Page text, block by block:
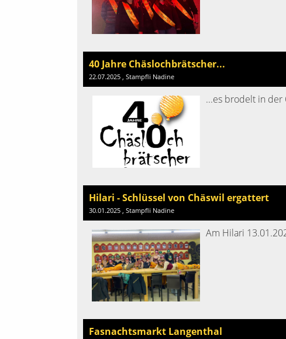
40 Jahre Chäslochbrätscher...
22.07.2025 , Stampfli Nadine
...es brodelt in der
Hilari - Schlüssel von Chäswil ergattert
30.01.2025 , Stampfli Nadine
Am Hilari
Fasnachtsmarkt Langenthal